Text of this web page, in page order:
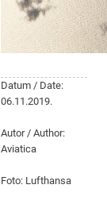
Datum / Date:
06.11.2019.
Autor / Author:
Aviatica
Foto: Lufthansa